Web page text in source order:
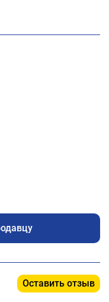
Оставить отзыв